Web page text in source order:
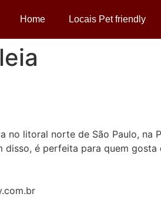
Home Locais Pet friendly
litoral norte de São Paulo, na
é perfeita para quem